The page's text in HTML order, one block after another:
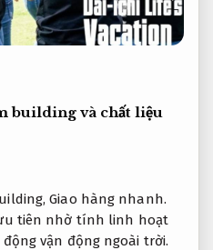
building và chất liệu
Giao hàng nhanh.
tiên nhờ tính linh hoạt
vận động ngoài trời.